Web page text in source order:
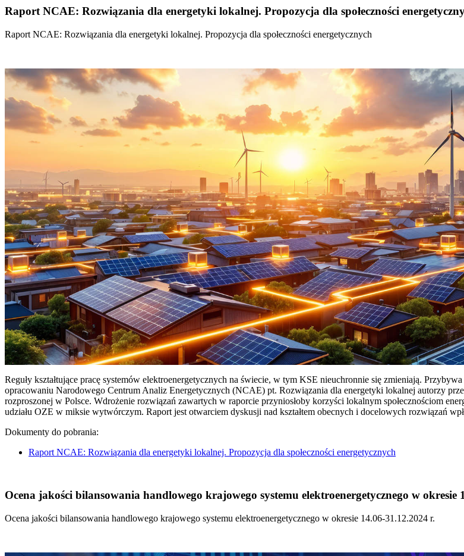
Raport NCAE: Rozwiązania dla energetyki lokalnej. Propozycja dla społeczności
Raport NCAE: Rozwiązania dla energetyki lokalnej. Propozycja dla społeczności energetycznych
Reguły kształtujące pracę systemów elektroenergetycznych na świecie, w tym KSE nieuchronnie się zmieniają.
opracowaniu Narodowego Centrum Analiz Energetycznych (NCAE) pt. Rozwiązania dla energetyki lokalnej autorzy
rozproszonej w Polsce. Wdrożenie rozwiązań zawartych w raporcie przyniosłoby korzyści lokalnym społecznościom
udziału OZE w miksie wytwórczym. Raport jest otwarciem dyskusji nad kształtem obecnych i docelowych rozwiązań
Dokumenty do pobrania:
Raport NCAE: Rozwiązania dla energetyki lokalnej. Propozycja dla społeczności energetycznych
Ocena jakości bilansowania handlowego krajowego systemu elektroenergetycznego w okresie
Ocena jakości bilansowania handlowego krajowego systemu elektroenergetycznego w okresie 14.06-31.12.2024 r.